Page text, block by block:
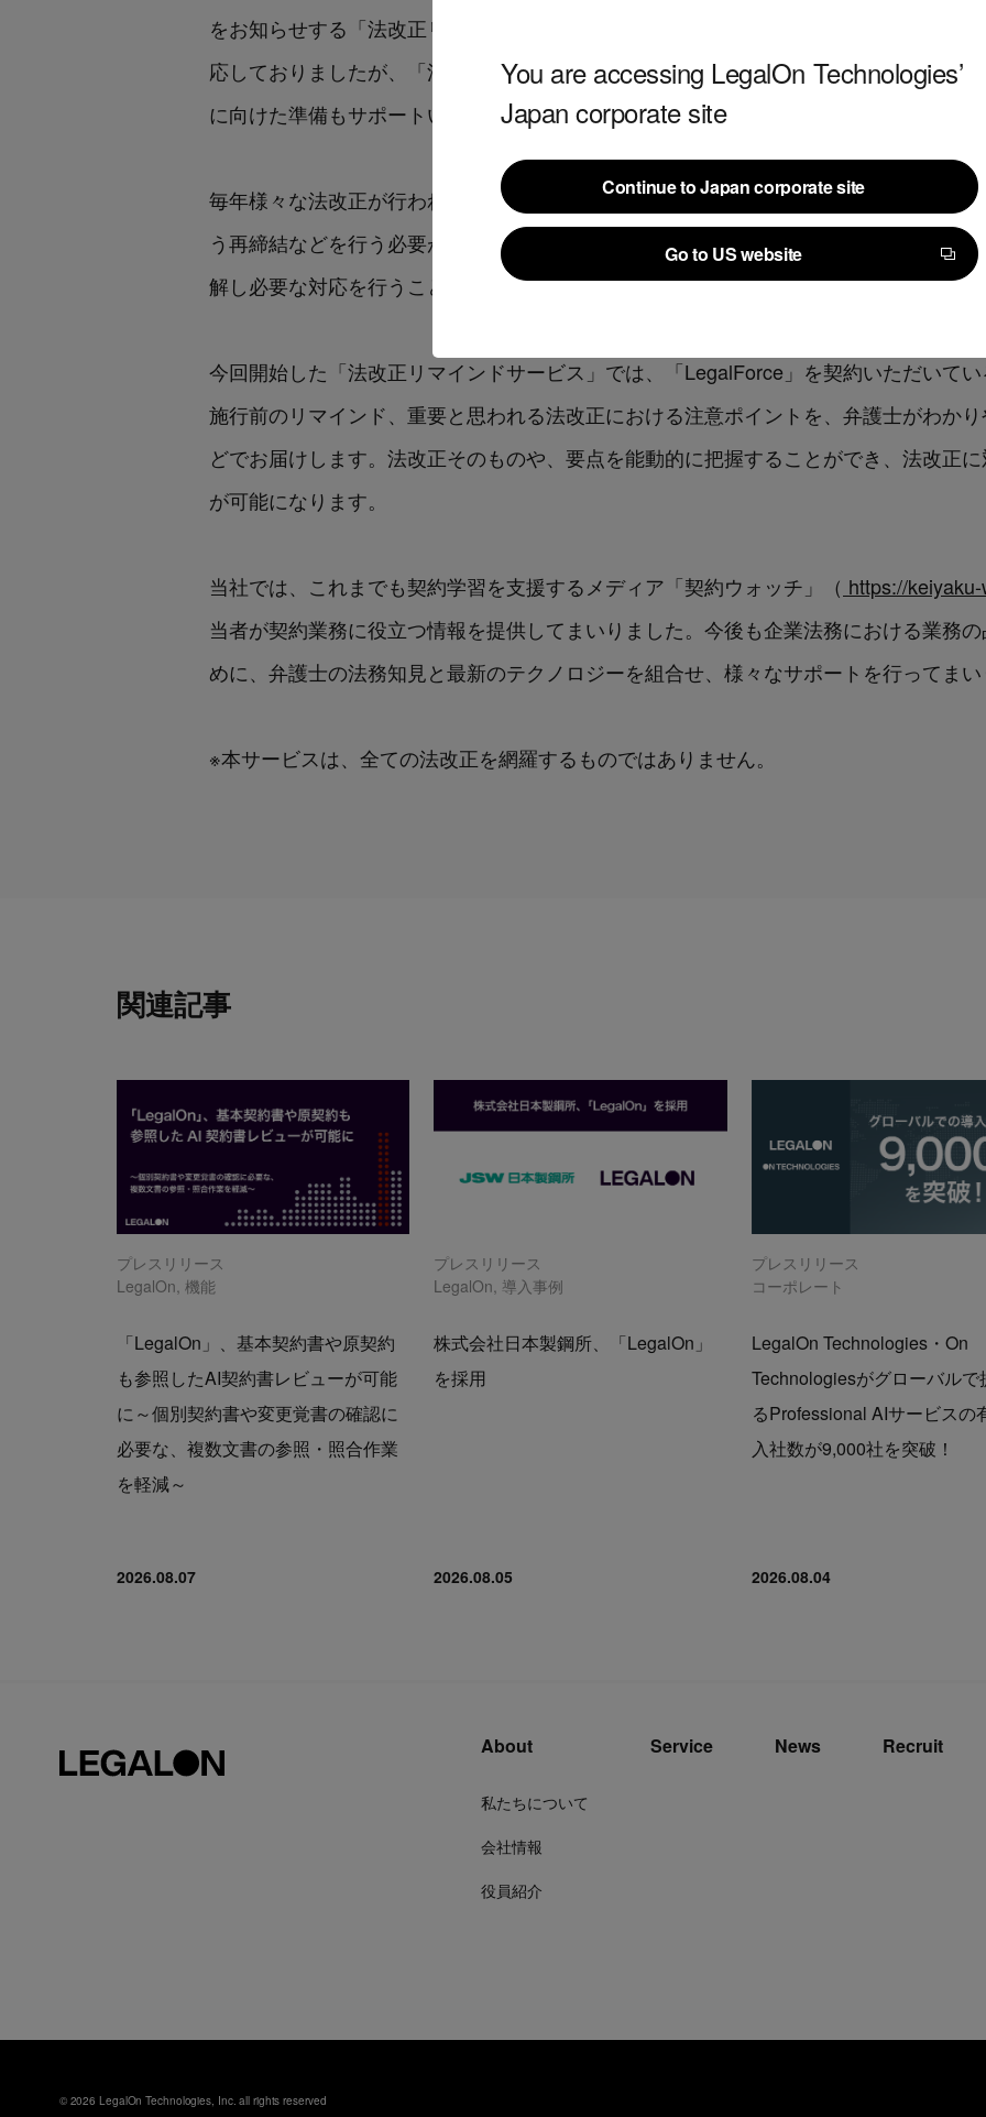
You are accessing LegalOn Technologies’
Japan corporate site
Continue to Japan corporate site
Continue to Japan corporate site
Go to US website
Go to US website
をお知らせする「法改正リマインドサービス」を開始しました。「LegalForce」のレ
応しておりましたが、「法改正リマインドサービス」では新たに法改正前の施行日な
に向けた準備もサポートいたします。
毎年様々な法改正が行われていますが、企業法務担当者は法改正に合わせて、締結済
う再締結などを行う必要が生じます。昨今、法務の役割が拡大していく中で、法改正
解し必要な対応を行うことは企業法務担当者にとって膨大な労力がかかる作業です。
今回開始した「法改正リマインドサービス」では、「LegalForce」を契約いただいて
施行前のリマインド、重要と思われる法改正における注意ポイントを、弁護士がわか
どでお届けします。法改正そのものや、要点を能動的に把握することができ、法改正
が可能になります。
当社では、これまでも契約学習を支援するメディア「契約ウォッチ」（ https://
当者が契約業務に役立つ情報を提供してまいりました。今後も企業法務における業務
めに、弁護士の法務知見と最新のテクノロジーを組合せ、様々なサポートを行ってま
※本サービスは、全ての法改正を網羅するものではありません。
関連記事
プレスリリース
LegalOn 機能
「LegalOn」、基本契約書や原契約
も参照したAI契約書レビューが可能
に～個別契約書や変更覚書の確認に
必要な、複数文書の参照・照合作業
を軽減～
2026.08.07
プレスリリース
LegalOn 導入事例
株式会社日本製鋼所、「LegalOn」
を採用
2026.08.05
プレスリリース
コーポレート
LegalOn Technologies・On
Technologiesがグローバルで
るProfessional AIサービスの
入社数が9,000社を突破！
2026.08.04
About
私たちについて
会社情報
役員紹介
Service News Recruit
© 2026 LegalOn Technologies, Inc. all rights reserved